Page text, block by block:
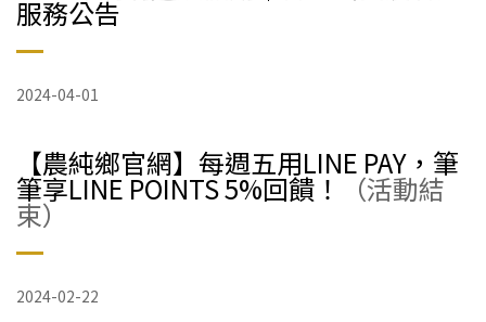
服務公告
2024-04-01
【農純鄉官網】每週五用LINE PAY，筆
筆享LINE POINTS 5%回饋！ （活動結
束）
2024-02-22